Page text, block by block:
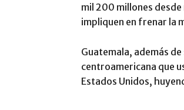
mil 200 millones desde
impliquen en frenar la
Guatemala, además
centroamericana que
Estados Unidos,